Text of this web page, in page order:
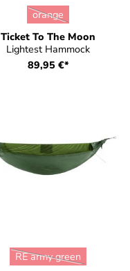
Ticket To The Moon
Lightest Hammock
Farbeauswählen
orange
(Diese Option ist
89,95 €*
Farbeauswählen
RE army green
(Diese Option ist